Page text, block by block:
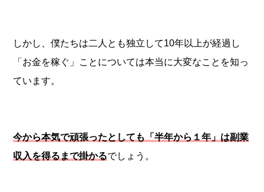
しかし、僕たちは二人とも独立して10年以上が経過し
「お金を稼ぐ」ことについては本当に大変なことを知っ
ています。
今から本気で頑張ったとしても「半年から１年」は副業
収入を得るまで掛かるでしょう。